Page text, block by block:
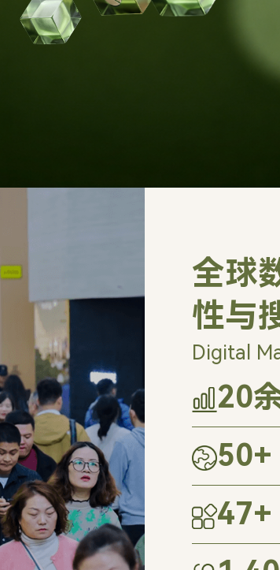
全球
性与
Digital
20
50+
47+